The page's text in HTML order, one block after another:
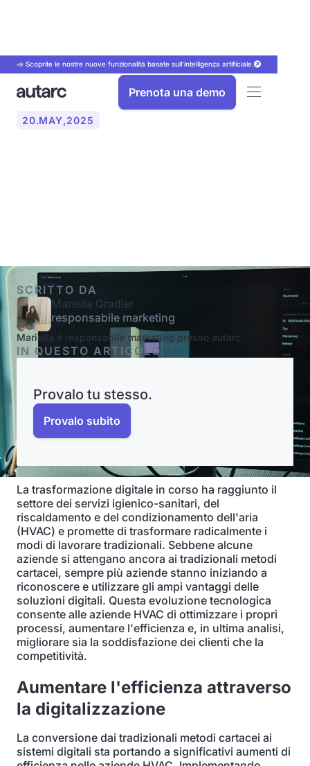
📣 Scoprite le nostre nuove funzionalità basate sull'intelligenza artificiale.
Prenota una demo
20.MAY,2025
SCRITTO DA
Mariella Gradler
responsabile marketing
Mariella è responsabile marketing presso autarc.
IN QUESTO ARTICOLO
Provalo tu stesso.
Provalo subito
La trasformazione digitale in corso ha raggiunto il
settore dei servizi igienico-sanitari, del
riscaldamento e del condizionamento dell'aria
(HVAC) e promette di trasformare radicalmente i
modi di lavorare tradizionali. Sebbene alcune
aziende si attengano ancora ai tradizionali metodi
cartacei, sempre più aziende stanno iniziando a
riconoscere e utilizzare gli ampi vantaggi delle
soluzioni digitali. Questa evoluzione tecnologica
consente alle aziende HVAC di ottimizzare i propri
processi, aumentare l'efficienza e, in ultima analisi,
migliorare sia la soddisfazione dei clienti che la
competitività.
Aumentare l'efficienza attraverso
la digitalizzazione
La conversione dai tradizionali metodi cartacei ai
sistemi digitali sta portando a significativi aumenti di